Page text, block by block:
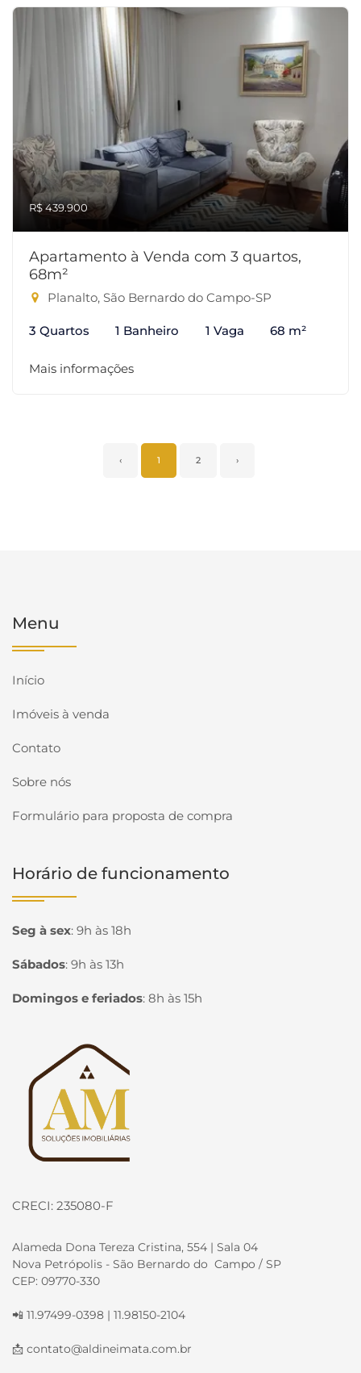
R$ 439.900
Apartamento à Venda com 3 quartos,
68m²
Planalto, São Bernardo do Campo-SP
3 Quartos 1 Banheiro 1 Vaga 68 m²
Mais informações
‹ 1 2 ›
Menu
Início
Imóveis à venda
Contato
Sobre nós
Formulário para proposta de compra
Horário de funcionamento
Seg à sex: 9h às 18h
Sábados: 9h às 13h
Domingos e feriados: 8h às 15h
Página inicial
CRECI: 235080-F
Alameda Dona Tereza Cristina, 554 | Sala 04
Nova Petrópolis - São Bernardo do Campo / SP
CEP: 09770-330
📲 11.97499-0398 | 11.98150-2104
📩 contato@aldineimata.com.br